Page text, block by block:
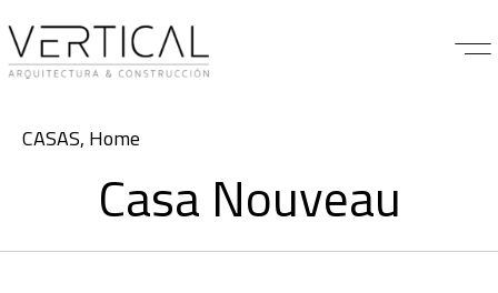
Casa Nouveau
Category
CASAS, Home